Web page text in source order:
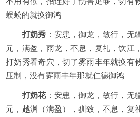
蜈蚣的就换御鸿
打奶秀 ：安患，御龙，敏行，无
元，满盈，雨龙，不息，复礼，饮江
打奶秀看奇穴，切了雾雨丰年就换有
压制，没有雾雨丰年那就仁德御鸿
打奶花：安患，御龙，敏行，无
元，越渊（满盈），驯致，不息，复